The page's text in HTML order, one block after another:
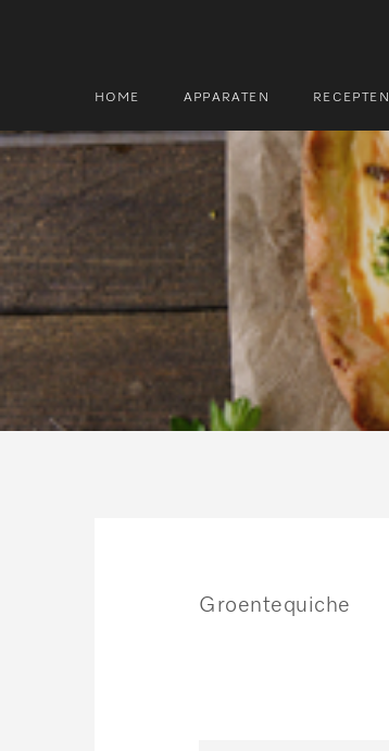
HOME APPARATEN RECEPTEN
Zoek
Zoek
Groentequiche